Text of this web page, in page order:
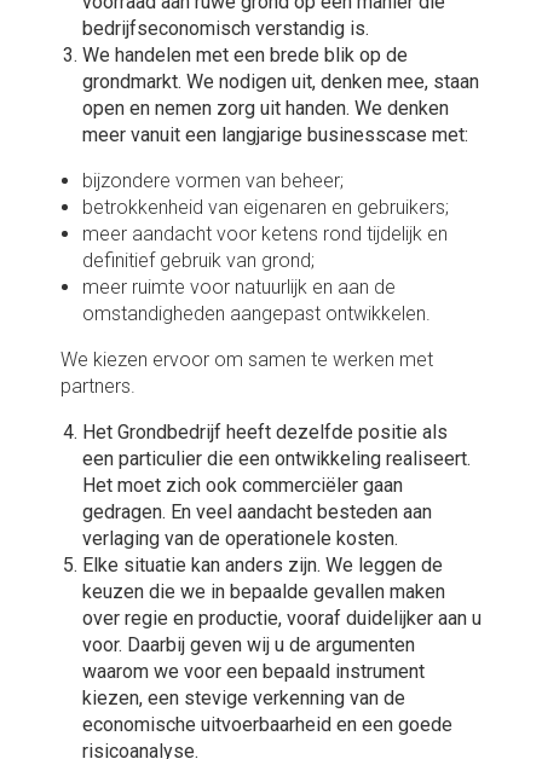
bedrijfseconomisch verstandig is.
We handelen met een brede blik op de
grondmarkt. We nodigen uit, denken mee, staan
open en nemen zorg uit handen. We denken
meer vanuit een langjarige businesscase met:
bijzondere vormen van beheer;
betrokkenheid van eigenaren en gebruikers;
meer aandacht voor ketens rond tijdelijk en
definitief gebruik van grond;
meer ruimte voor natuurlijk en aan de
omstandigheden aangepast ontwikkelen.
We kiezen ervoor om samen te werken met
partners.
Het Grondbedrijf heeft dezelfde positie als
een particulier die een ontwikkeling realiseert.
Het moet zich ook commerciëler gaan
gedragen. En veel aandacht besteden aan
verlaging van de operationele kosten.
Elke situatie kan anders zijn. We leggen de
keuzen die we in bepaalde gevallen maken
over regie en productie, vooraf duidelijker aan u
voor. Daarbij geven wij u de argumenten
waarom we voor een bepaald instrument
kiezen, een stevige verkenning van de
economische uitvoerbaarheid en een goede
risicoanalyse.